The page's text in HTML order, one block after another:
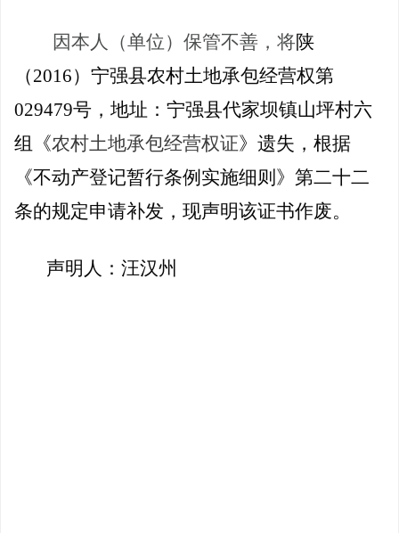
因本人（单位）保管不善，将陕
（2016）宁强县农村土地承包经营权第
029479号 ， 地址： 宁强县代家坝镇山坪村六
组
《农村土地承包经营权证》 遗失，根据
《不动产登记暂行条例实施细则》第二十二
条的规定申请补发，现声明该证书作废。
声明人：汪汉州